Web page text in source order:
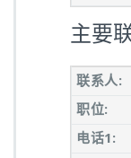
主要
联系人:
职位:
电话1: